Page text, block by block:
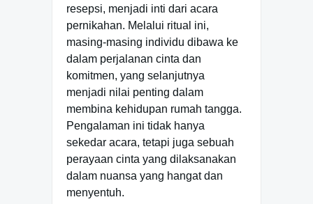
resepsi, menjadi inti dari acara
pernikahan. Melalui ritual ini,
masing-masing individu dibawa ke
dalam perjalanan cinta dan
komitmen, yang selanjutnya
menjadi nilai penting dalam
membina kehidupan rumah tangga.
Pengalaman ini tidak hanya
sekedar acara, tetapi juga sebuah
perayaan cinta yang dilaksanakan
dalam nuansa yang hangat dan
menyentuh.